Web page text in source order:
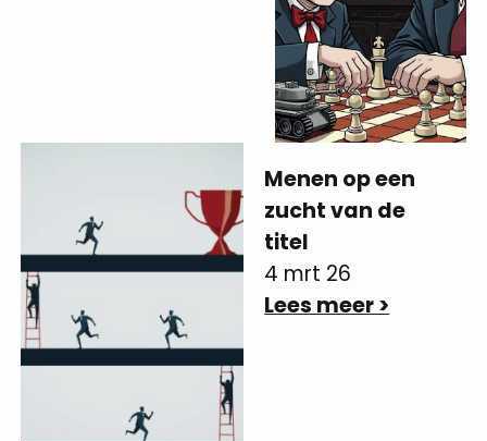
Menen op een
zucht van de
titel
4 mrt 26
Lees meer >